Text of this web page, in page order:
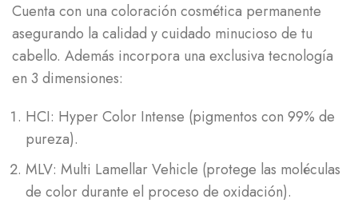
Cuenta con una coloración cosmética permanente
asegurando la calidad y cuidado minucioso de tu
cabello. Además incorpora una exclusiva tecnología
en 3 dimensiones:
HCI: Hyper Color Intense (pigmentos con 99% de
pureza).
MLV: Multi Lamellar Vehicle (protege las moléculas
de color durante el proceso de oxidación).